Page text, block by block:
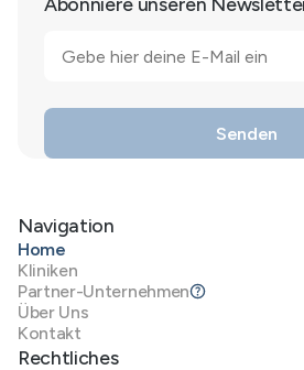
Navigation
Home
Kliniken
Partner-Unternehmen
Über Uns
Kontakt
Rechtliches